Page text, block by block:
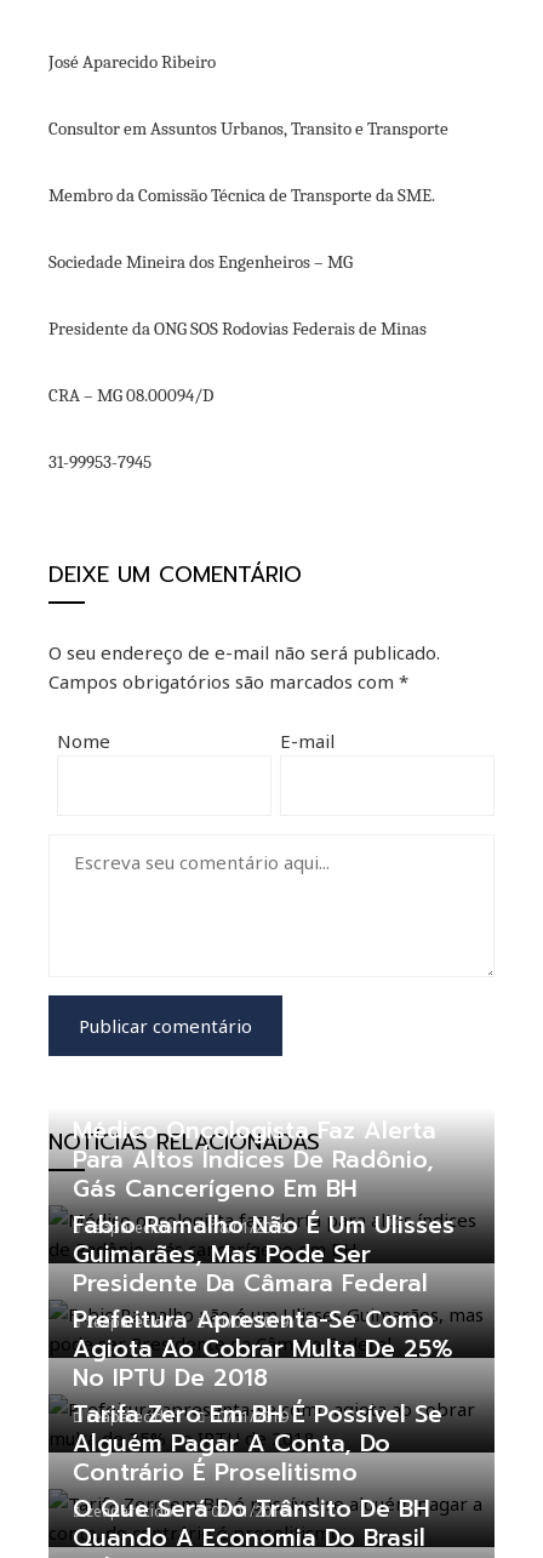
José Aparecido Ribeiro
Consultor em Assuntos Urbanos, Transito e Transporte
Membro da Comissão Técnica de Transporte da SME.
Sociedade Mineira dos Engenheiros – MG
Presidente da ONG SOS Rodovias Federais de Minas
CRA – MG 08.00094/D
31-99953-7945
DEIXE UM COMENTÁRIO
O seu endereço de e-mail não será publicado.
Campos obrigatórios são marcados com *
Nome E-mail
NOTÍCIAS RELACIONADAS
Médico Oncologista Faz Alerta
Para Altos Índices De Radônio,
Gás Cancerígeno Em BH
zeaparecido 18/01/2019
Fabio Ramalho Não É Um Ulisses
Guimarães, Mas Pode Ser
Presidente Da Câmara Federal
zeaparecido 11/01/2019
Prefeitura Apresenta-Se Como
Agiota Ao Cobrar Multa De 25%
No IPTU De 2018
zeaparecido 07/01/2019
Tarifa Zero Em BH É Possível Se
Alguém Pagar A Conta, Do
Contrário É Proselitismo
zeaparecido 02/01/2019
O Que Será Do Trânsito De BH
Quando A Economia Do Brasil